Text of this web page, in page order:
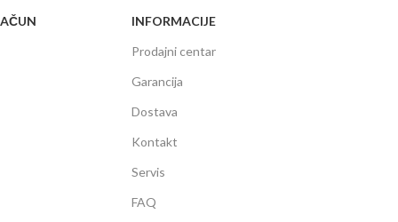
INFORMACIJE
Prodajni centar
Garancija
Dostava
Kontakt
Servis
FAQ